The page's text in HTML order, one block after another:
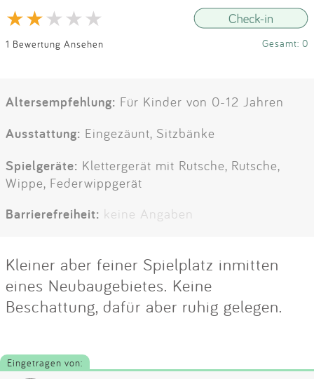
1 Bewertung Ansehen Gesamt: 0
Altersempfehlung: Für Kinder von 0-12 Jahren
Ausstattung: Eingezäunt, Sitzbänke
Spielgeräte: Klettergerät mit Rutsche, Rutsche,
Wippe, Federwippgerät
Barrierefreiheit: keine Angaben
Kleiner aber feiner Spielplatz inmitten
eines Neubaugebietes. Keine
Beschattung, dafür aber ruhig gelegen.
Eingetragen von: